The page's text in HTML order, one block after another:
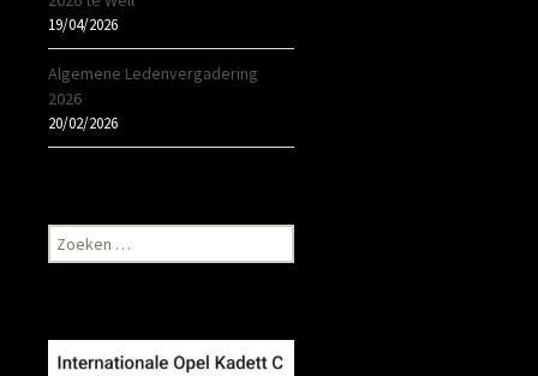
19/04/2026
Algemene Ledenvergadering
2026
20/02/2026
Zoeken
naar: